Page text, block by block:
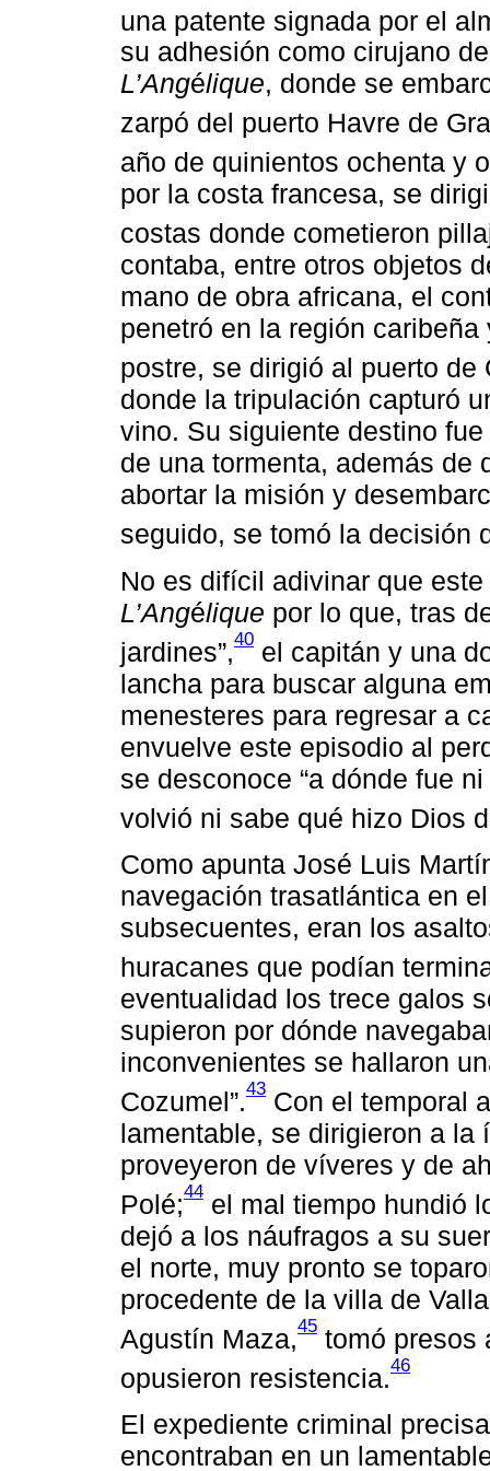
una patente signada por el
su adhesión como cirujano
L’Angélique, donde se
zarpó del puerto Havre de
año de quinientos ochenta y
por la costa francesa, se
costas donde cometieron
contaba, entre otros objetos
mano de obra africana, el
penetró en la región
postre, se dirigió al puerto de
donde la tripulación capturó
vino. Su siguiente destino
de una tormenta, además de
abortar la misión y
seguido, se tomó la decisión
No es difícil adivinar que
L’Angélique por lo que, tras
jardines”,40 el capitán y una
lancha para buscar alguna
menesteres para regresar a
envuelve este episodio al
se desconoce “a dónde fue
volvió ni sabe qué hizo Dios
Como apunta José Luis
navegación trasatlántica en
subsecuentes, eran los
huracanes que podían
eventualidad los trece galos
supieron por dónde
inconvenientes se hallaron
Cozumel”.43 Con el temporal
lamentable, se dirigieron a
proveyeron de víveres y de
Polé;44 el mal tiempo hundió
dejó a los náufragos a su
el norte, muy pronto se
procedente de la villa de
Agustín Maza,45 tomó presos
opusieron resistencia.46
El expediente criminal
encontraban en un